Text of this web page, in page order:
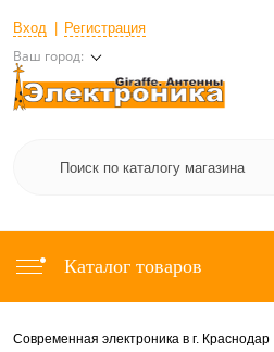
Вход Регистрация
Ваш город:
Каталог товаров
Современная электроника в г. Краснодар